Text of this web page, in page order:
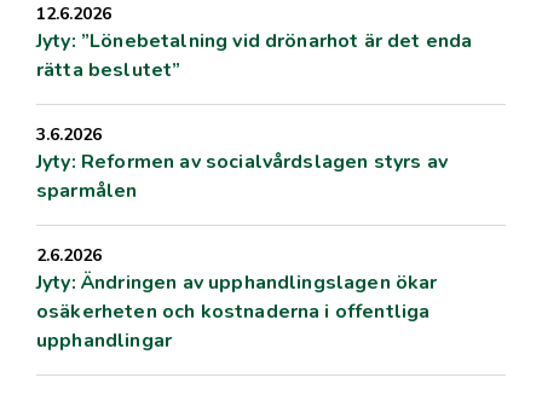
12.6.2026
Jyty: ”Lönebetalning vid drönarhot är det enda
rätta beslutet”
3.6.2026
Jyty: Reformen av socialvårdslagen styrs av
sparmålen
2.6.2026
Jyty: Ändringen av upphandlingslagen ökar
osäkerheten och kostnaderna i offentliga
upphandlingar